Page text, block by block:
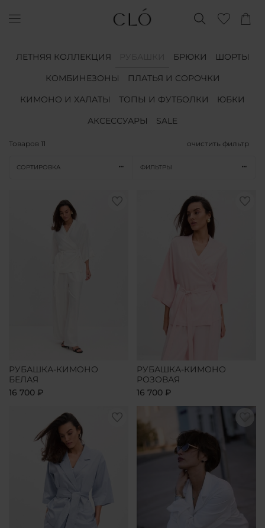
ЛЕТНЯЯ КОЛЛЕКЦИЯ БРЮКИ
ШОРТЫ
КОМБИНЕЗОНЫ
ПЛАТЬЯ И СОРОЧКИ
КИМОНО И ХАЛАТЫ
ТОПЫ И ФУТБОЛКИ
ЮБКИ
АКСЕССУАРЫ
SALE
Товаров 11 очистить фильтр
СОРТИРОВКА ФИЛЬТРЫ
РУБАШКА-КИМОНО
БЕЛАЯ
16 700 ₽
РУБАШКА-КИМОНО
РОЗОВАЯ
16 700 ₽